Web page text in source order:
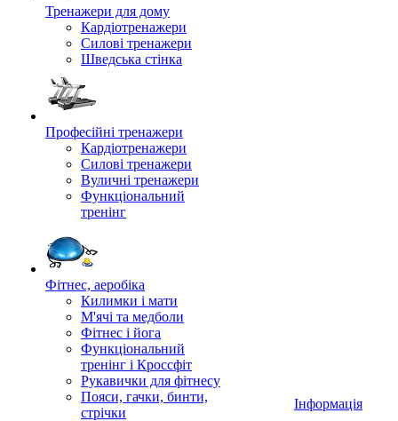
Тренажери для дому
Кардіотренажери
Силові тренажери
Шведська стінка
Професійні тренажери
Кардіотренажери
Силові тренажери
Вуличні тренажери
Функціональний
тренінг
Фітнес, аеробіка
Килимки і мати
М'ячі та медболи
Фітнес і йога
Функціональний
тренінг і Кроссфіт
Рукавички для фітнесу
Пояси, гачки, бинти,
стрічки
Інформація